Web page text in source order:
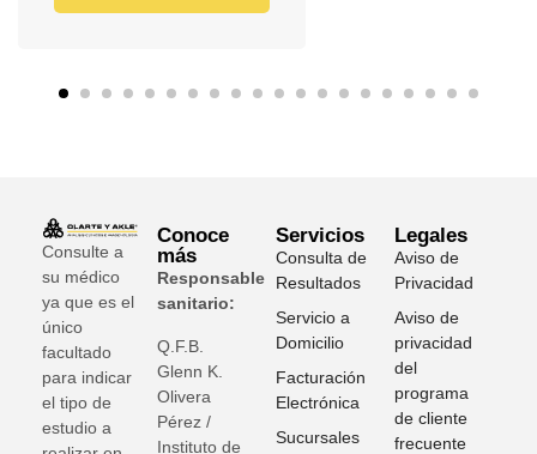
Consulte a
su médico
ya que es el
único
facultado
para indicar
el tipo de
estudio a
Conoce
más
Responsable
sanitario:
Q.F.B.
Glenn K
Olivera
Pérez /
Instituto de
Servicios
Consulta de
Resultados
Servicio a
Domicilio
Facturación
Electrónica
Sucursales
Legales
Aviso de
Privacidad
Aviso de
privacidad
del
programa
de cliente
frecuente